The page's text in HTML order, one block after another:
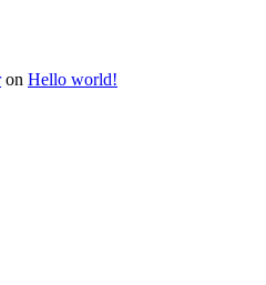
on Hello world!